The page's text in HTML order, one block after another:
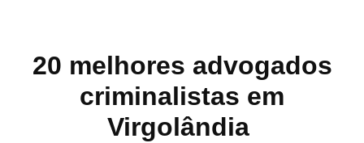
20 melhores advogados
criminalistas em
Virgolândia